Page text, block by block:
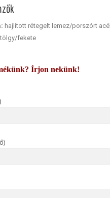
hajlított rétegelt lemez/porszórt acél
tölgy/fekete
Írjon nekünk!